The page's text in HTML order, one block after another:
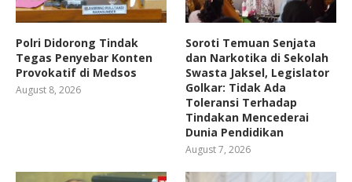
Polri Didorong Tindak
Tegas Penyebar Konten
Provokatif di Medsos
August 8, 2026
Soroti Temuan Senjata
dan Narkotika di Sekolah
Swasta Jaksel, Legislator
Golkar: Tidak Ada
Toleransi Terhadap
Tindakan Mencederai
Dunia Pendidikan
August 7, 2026